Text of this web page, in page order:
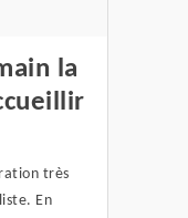
la
très
En